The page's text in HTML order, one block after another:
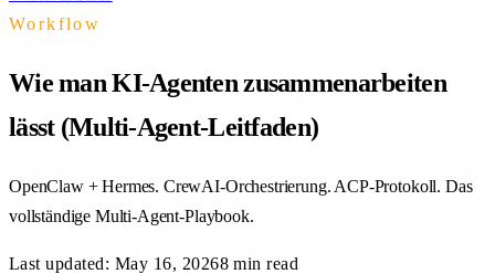
Workflow
Wie man KI-Agenten zusammenarbeiten
lässt (Multi-Agent-Leitfaden)
OpenClaw + Hermes. CrewAI-Orchestrierung. ACP-Protokoll. Das
vollständige Multi-Agent-Playbook.
Last updated: May 16, 20268 min read